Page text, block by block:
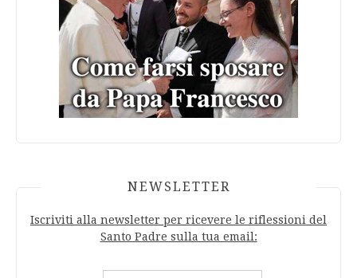
NEWSLETTER
Iscriviti alla newsletter per ricevere le riflessioni del
Santo Padre sulla tua email: